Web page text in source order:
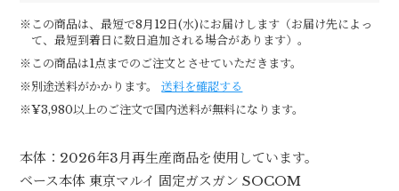
※この商品は、最短で8月12日(水)にお届けします（お届け先によっ
て、最短到着日に数日追加される場合があります）。
※この商品は1点までのご注文とさせていただきます。
※別途送料がかかります。
送料を確認する
※¥3,980以上のご注文で国内送料が無料になります。
本体：2026年3月再生産商品を使用しています。
ベース本体 東京マルイ 固定ガスガン SOCOM